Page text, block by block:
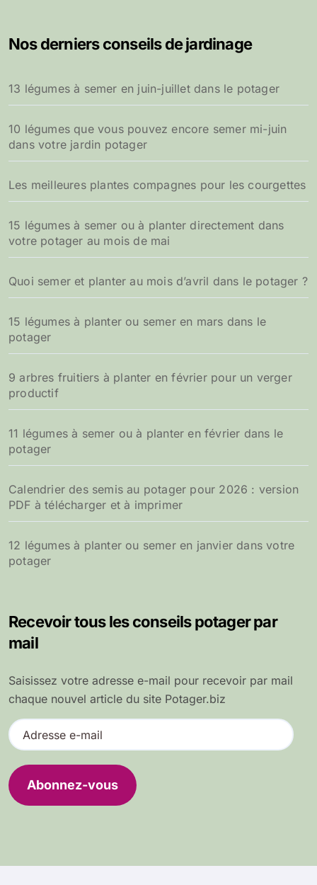
Nos derniers conseils de jardinage
13 légumes à semer en juin-juillet dans le potager
10 légumes que vous pouvez encore semer mi-juin
dans votre jardin potager
Les meilleures plantes compagnes pour les courgettes
15 légumes à semer ou à planter directement dans
votre potager au mois de mai
Quoi semer et planter au mois d’avril dans le potager ?
15 légumes à planter ou semer en mars dans le
potager
9 arbres fruitiers à planter en février pour un verger
productif
11 légumes à semer ou à planter en février dans le
potager
Calendrier des semis au potager pour 2026 : version
PDF à télécharger et à imprimer
12 légumes à planter ou semer en janvier dans votre
potager
Recevoir tous les conseils potager par
mail
Saisissez votre adresse e-mail pour recevoir par mail
chaque nouvel article du site Potager.biz
A
d
e
s
Abonnez-vous